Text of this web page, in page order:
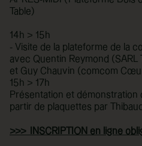
Table)
14h > 15h
- Visite de la plateforme de la
avec Quentin Reymond (SARL
et Guy Chauvin (comcom
15h > 17h
Présentation et démonstration
partir de plaquettes par
>>> INSCRIPTION en ligne